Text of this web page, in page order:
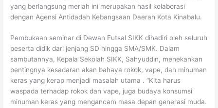
yang berlangsung meriah ini merupakan hasil kolaborasi
dengan Agensi Antidadah Kebangsaan Daerah Kota Kinabalu.
Pembukaan seminar di Dewan Futsal SIKK dihadiri oleh seluruh
peserta didik dari jenjang SD hingga SMA/SMK. Dalam
sambutannya, Kepala Sekolah SIKK, Sahyuddin, menekankan
pentingnya kesadaran akan bahaya rokok, vape, dan minuman
keras yang kerap menjadi masalah utama . “Kita harus
waspada terhadap rokok dan vape, juga budaya konsumsi
minuman keras yang mengancam masa depan generasi muda.